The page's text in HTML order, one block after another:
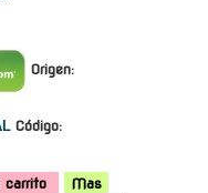
Origen:
Código:
carrito
Mas